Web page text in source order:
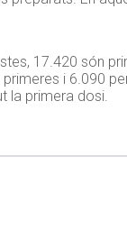
17.420 són
i 6.090
la primera dosi.